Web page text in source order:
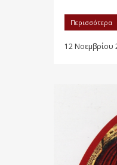
Περισσότερα
12 Νοεμβρίου